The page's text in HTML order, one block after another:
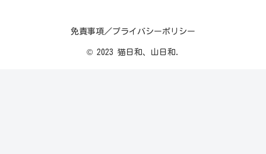
免責事項／プライバシーポリシー
© 2023 猫日和、山日和.